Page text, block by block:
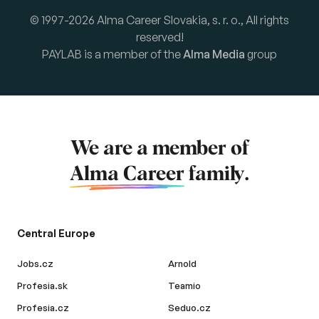
© 1997-2026 Alma Career Slovakia, s. r. o., All rights
reserved!
PAYLAB is a member of theAlma Media group
We are a member of
Alma Career family.
Central Europe
Jobs.cz
Profesia.sk
Profesia.cz
Arnold
Teamio
Seduo.cz